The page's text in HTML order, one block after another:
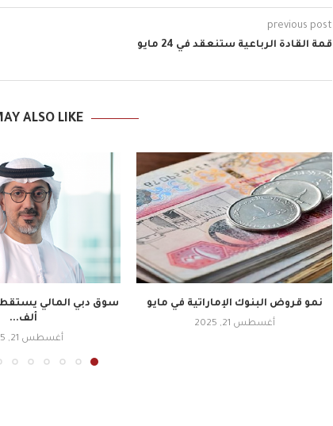
previous post
قمة القادة الرباعية ستنعقد في 24 مايو
ALSO LIKE
نمو قروض البنوك الإماراتية في مايو
أغسطس 21, 2025 ألف...
أغسطس 21, 2025